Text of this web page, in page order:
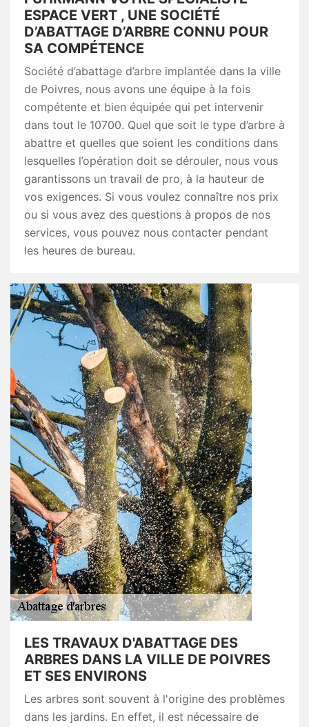
ESPACE VERT , UNE SOCIÉTÉ
D’ABATTAGE D’ARBRE CONNU POUR
SA COMPÉTENCE
Société d’abattage d’arbre implantée dans la ville
de Poivres, nous avons une équipe à la fois
compétente et bien équipée qui pet intervenir
dans tout le 10700. Quel que soit le type d’arbre à
abattre et quelles que soient les conditions dans
lesquelles l’opération doit se dérouler, nous vous
garantissons un travail de pro, à la hauteur de
vos exigences. Si vous voulez connaître nos prix
ou si vous avez des questions à propos de nos
services, vous pouvez nous contacter pendant
les heures de bureau.
LES TRAVAUX D'ABATTAGE DES
ARBRES DANS LA VILLE DE POIVRES
ET SES ENVIRONS
Les arbres sont souvent à l'origine des problèmes
dans les jardins. En effet, il est nécessaire de